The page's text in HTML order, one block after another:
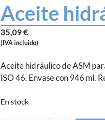
Aceite
35,09€
(IVA incluido)
Aceite hidráulico de ASM
ISO 46. Envase con 946 ml.
En stock